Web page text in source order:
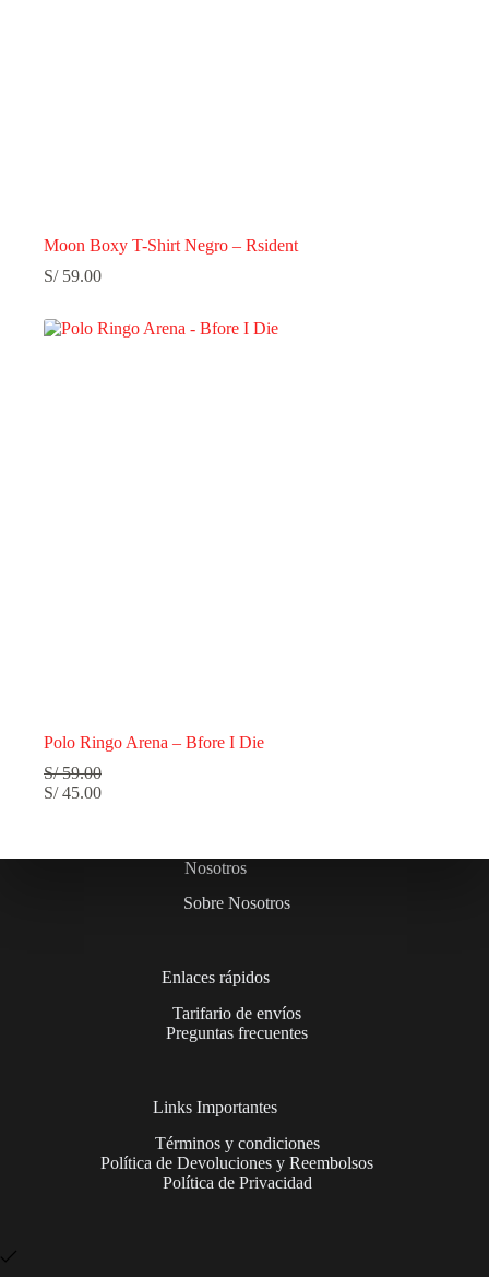
Moon Boxy T-Shirt Negro – Rsident
S/59.00
Polo Ringo Arena – Bfore I Die
S/59.00
S/45.00
Nosotros
Sobre Nosotros
Enlaces rápidos
Tarifario de envíos
Preguntas frecuentes
Links Importantes
Términos y condiciones
Política de Devoluciones y Reembolsos
Política de Privacidad